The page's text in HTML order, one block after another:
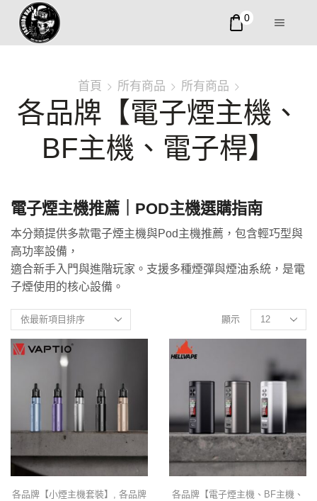
0
首頁 所有商品 所有商品
各品牌【電子煙主機、
BF主機、電子桿】
電子煙主機推薦｜POD主機選購指南
本分類提供多款電子煙主機與Pod主機推薦，包含輕巧型與
高功率設備，
適合新手入門與進階玩家。支援多種煙彈與煙油系統，是電
子煙使用的核心設備。
顯示
各品牌【小煙主機套裝】
各品牌
各品牌【電子煙主機、BF主機、